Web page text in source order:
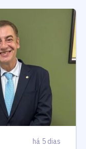
há 5 dias